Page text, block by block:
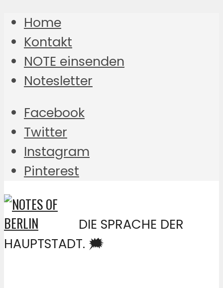
Home
Kontakt
NOTE einsenden
Notesletter
Facebook
Twitter
Instagram
Pinterest
DIE SPRACHE DER
HAUPTSTADT. 🗯️